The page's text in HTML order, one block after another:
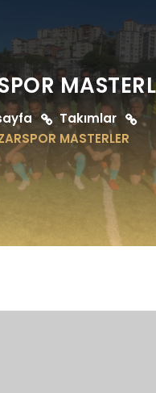
Takımlar
MASTERLER